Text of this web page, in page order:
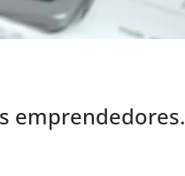
emprendedores.